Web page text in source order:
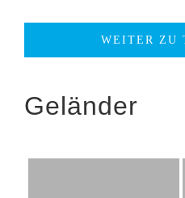
WEITER ZU
Geländer